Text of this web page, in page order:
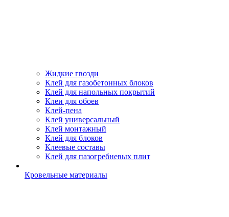
Жидкие гвозди
Клей для газобетонных блоков
Клей для напольных покрытий
Клеи для обоев
Клей-пена
Клей универсальный
Клей монтажный
Клей для блоков
Клеевые составы
Клей для пазогребневых плит
Кровельные материалы